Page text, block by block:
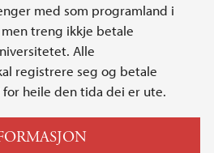
med som programland i
treng ikkje betale
Alle
registrere seg og betale
heile den tida dei er ute.